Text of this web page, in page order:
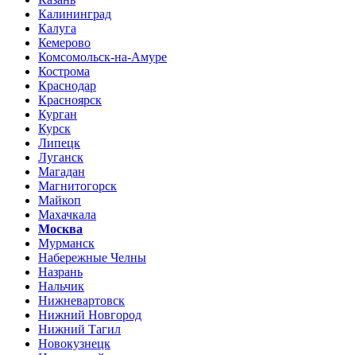
Калининград
Калуга
Кемерово
Комсомольск-на-Амуре
Кострома
Краснодар
Красноярск
Курган
Курск
Липецк
Луганск
Магадан
Магнитогорск
Майкоп
Махачкала
Москва
Мурманск
Набережные Челны
Назрань
Нальчик
Нижневартовск
Нижний Новгород
Нижний Тагил
Новокузнецк